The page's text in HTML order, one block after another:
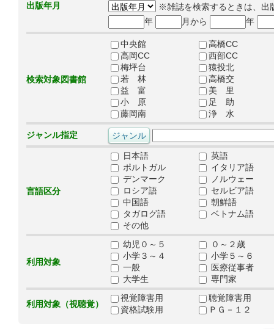
出版年月
※雑誌を検索するときは、出
年
月から 年
検索対象図書館
中央館
高橋CC
高岡CC
西部CC
梅坪台
猿投北
若 林
高橋交
益 富
美 里
小 原
足 助
藤岡南
浄 水
ジャンル指定
言語区分
日本語
英語
ポルトガル
イタリア語
デンマーク
ノルウェー
ロシア語
セルビア語
中国語
朝鮮語
タガログ語
ベトナム語
その他
利用対象
幼児０～５
０～２歳
小学３～４
小学５～６
一般
医療従事者
大学生
専門家
利用対象（視聴覚）
視覚障害用
聴覚障害用
資格試験用
ＰＧ－１２